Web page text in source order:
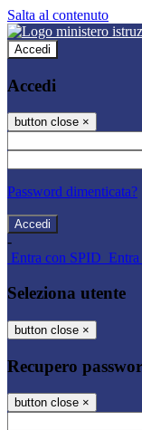
Salta al contenuto
Accedi
Accedi
button close ×
Password dimenticata?
-
Entra con SPID
Seleziona utente
button close ×
Recupero
button close ×